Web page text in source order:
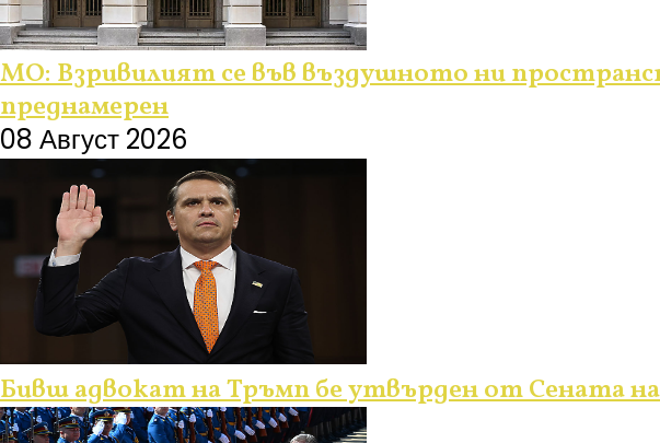
МО: Взривилият се във въздушното ни
преднамерен
08 Август 2026
Бивш адвокат на Тръмп бе утвърден от Сената